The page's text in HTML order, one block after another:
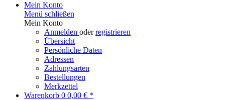
Mein Konto
Menü schließen
Mein Konto
Anmelden oderregistrieren
Übersicht
Persönliche Daten
Adressen
Zahlungsarten
Bestellungen
Merkzettel
Warenkorb 0 0,00 € *